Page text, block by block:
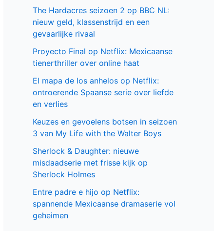
The Hardacres seizoen 2 op BBC NL:
nieuw geld, klassenstrijd en een
gevaarlijke rivaal
Proyecto Final op Netflix: Mexicaanse
tienerthriller over online haat
El mapa de los anhelos op Netflix:
ontroerende Spaanse serie over liefde
en verlies
Keuzes en gevoelens botsen in seizoen
3 van My Life with the Walter Boys
Sherlock & Daughter: nieuwe
misdaadserie met frisse kijk op
Sherlock Holmes
Entre padre e hijo op Netflix:
spannende Mexicaanse dramaserie vol
geheimen